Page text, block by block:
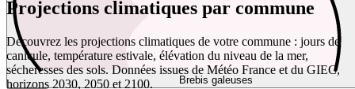
Brebis galeuses
Projections climatiques par commune
Découvrez les projections climatiques de votre commune : jours de
canicule, température estivale, élévation du niveau de la mer,
sécheresses des sols. Données issues de Météo France et du GIEC,
horizons 2030, 2050 et 2100.